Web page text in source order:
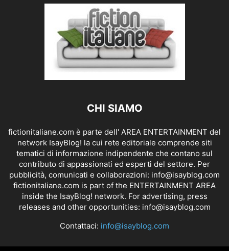
CHI SIAMO
fictionitaliane.com è parte dell' AREA ENTERTAINMENT del
network IsayBlog! la cui rete editoriale comprende siti
tematici di informazione indipendente che contano sul
contributo di appassionati ed esperti del settore. Per
pubblicità, comunicati e collaborazioni: info@isayblog.com
fictionitaliane.com is part of the ENTERTAINMENT AREA
inside the IsayBlog! network. For advertising, press
releases and other opportunities: info@isayblog.com
Contattaci: info@isayblog.com